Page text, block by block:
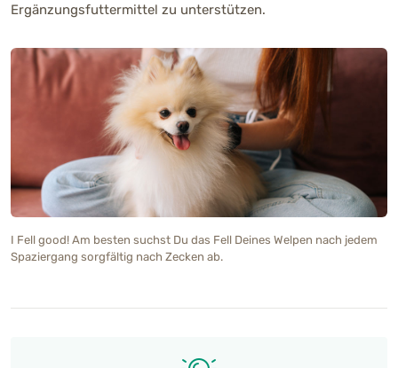
Ergänzungsfuttermittel zu unterstützen.
I Fell good! Am besten suchst Du das Fell Deines Welpen nach jedem
Spaziergang sorgfältig nach Zecken ab.